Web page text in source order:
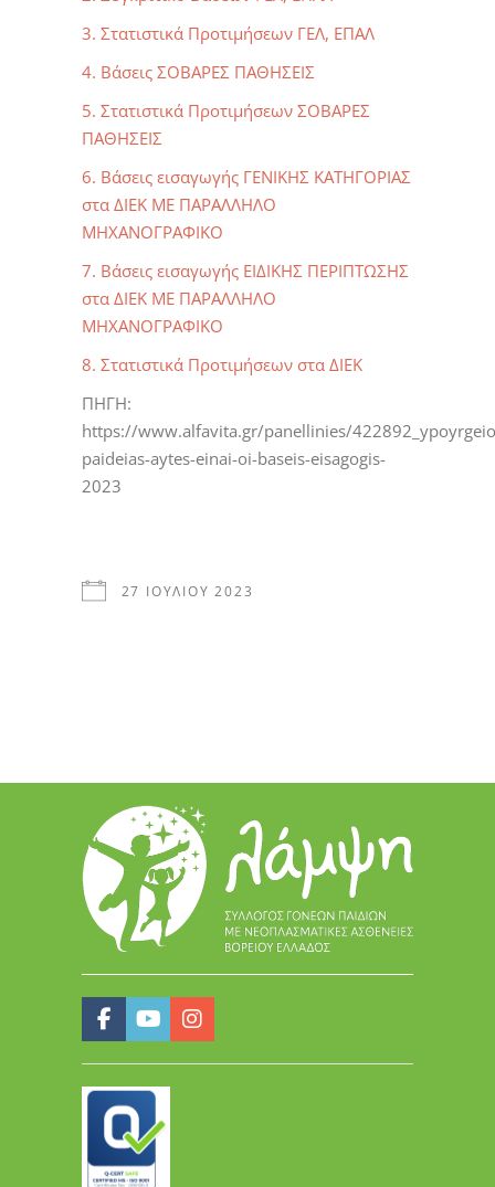
3. Στατιστικά Προτιμήσεων ΓΕΛ, ΕΠΑΛ
4. Βάσεις ΣΟΒΑΡΕΣ ΠΑΘΗΣΕΙΣ
5. Στατιστικά Προτιμήσεων ΣΟΒΑΡΕΣ
ΠΑΘΗΣΕΙΣ
6. Βάσεις εισαγωγής ΓΕΝΙΚΗΣ ΚΑΤΗΓΟΡΙΑΣ
στα ΔΙΕΚ ΜΕ ΠΑΡΑΛΛΗΛΟ
ΜΗΧΑΝΟΓΡΑΦΙΚΟ
7. Βάσεις εισαγωγής ΕΙΔΙΚΗΣ ΠΕΡΙΠΤΩΣΗΣ
στα ΔΙΕΚ ΜΕ ΠΑΡΑΛΛΗΛΟ
ΜΗΧΑΝΟΓΡΑΦΙΚΟ
8. Στατιστικά Προτιμήσεων στα ΔΙΕΚ
ΠΗΓΗ:
https://www.alfavita.gr/panellinies/
paideias-aytes-einai-oi-baseis-eisagogis-
2023
27 ΙΟΥΛΊΟΥ 2023